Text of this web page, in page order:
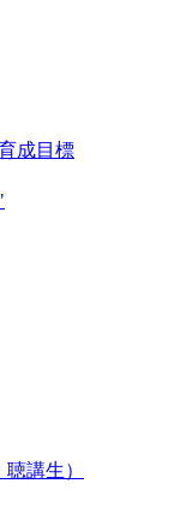
成目標
講生）